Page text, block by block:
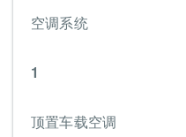
空调系统
1
顶置车载空调